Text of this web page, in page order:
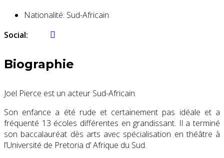
Nationalité: Sud-Africain
Social:
Biographie
Joel Pierce est un acteur Sud-Africain.
Son enfance a été rude et certainement pas idéale et a
fréquenté 13 écoles différentes en grandissant. Il a terminé
son baccalauréat dès arts avec spécialisation en théâtre à
l’Université de Pretoria d’ Afrique du Sud.